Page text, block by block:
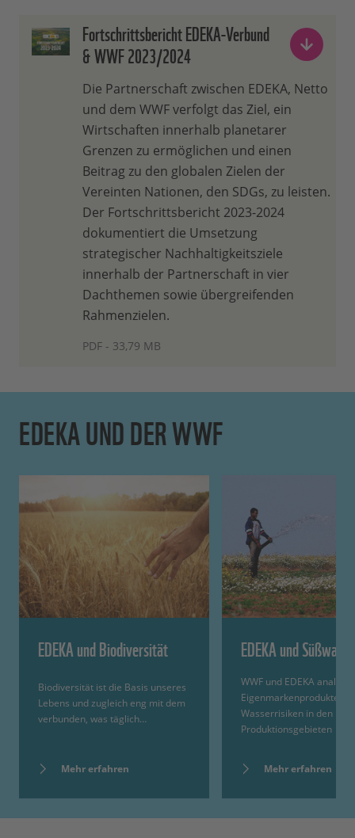
Fortschrittsbericht EDEKA-Verbund
& WWF 2023/2024
Die Partnerschaft zwischen EDEKA, Netto
und dem WWF verfolgt das Ziel, ein
Wirtschaften innerhalb planetarer
Grenzen zu ermöglichen und einen
Beitrag zu den globalen Zielen der
Vereinten Nationen, den SDGs, zu leisten.
Der Fortschrittsbericht 2023-2024
dokumentiert die Umsetzung
strategischer Nachhaltigkeitsziele
innerhalb der Partnerschaft in vier
Dachthemen sowie übergreifenden
Rahmenzielen.
PDF - 33,79 MB
EDEKA UND DER WWF
EDEKA und Biodiversität
Biodiversität ist die Basis unseres
Lebens und zugleich eng mit dem
verbunden, was täglich…
Mehr erfahren
EDEKA und
WWF und EDEKA
Eigenmarkenprodukte auf
Wasserrisiken in den
Produktionsgebieten
Mehr erfahren